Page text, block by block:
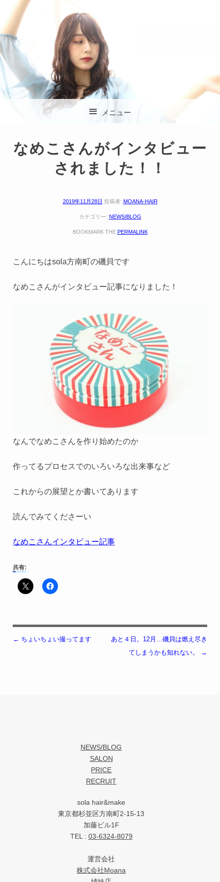
杉並区方南町の美容
室 SOLA (ソラ)
メニュー
なめこさんがインタビュー
されました！！
2019年11月28日 投稿者: MOANA-HAIR
カテゴリー: NEWS/BLOG
BOOKMARK THE PERMALINK
こんにちはsola方南町の磯貝です
なめこさんがインタビュー記事になりました！
なんでなめこさんを作り始めたのか
作ってるプロセスでのいろいろな出来事など
これからの展望とか書いてあります
読んでみてくださーい
なめこさんインタビュー記事
共有:
投稿ナビゲーション
← ちょいちょい撮ってます
あと４日。12月…磯貝は燃え尽き
てしまうかも知れない。
→
NEWS/BLOG
SALON
PRICE
RECRUIT
sola hair&make
東京都杉並区方南町2-15-13
加藤ビル1F
TEL : 03-6324-8079
運営会社
株式会社Moana